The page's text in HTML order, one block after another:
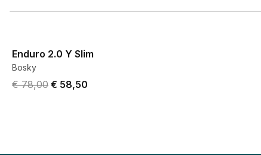
Enduro 2.0 Y Slim
Bosky
Original price was € 78,00.
€ 78,00 Current price is € 58,50.
€ 58,50